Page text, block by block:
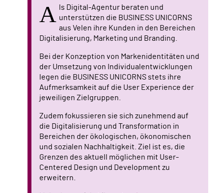
A
ls Digital-Agentur beraten und
unterstützen die BUSINESS UNICORNS
aus Velen ihre Kunden in den Bereichen
Digitalisierung, Marketing und Branding.
Bei der Konzeption von Markenidentitäten und
der Umsetzung von Individualentwicklungen
legen die BUSINESS UNICORNS stets ihre
Aufmerksamkeit auf die User Experience der
jeweiligen Zielgruppen.
Zudem fokussieren sie sich zunehmend auf
die Digitalisierung und Transformation in
Bereichen der ökologischen, ökonomischen
und sozialen Nachhaltigkeit. Ziel ist es, die
Grenzen des aktuell möglichen mit User-
Centered Design und Development zu
erweitern.